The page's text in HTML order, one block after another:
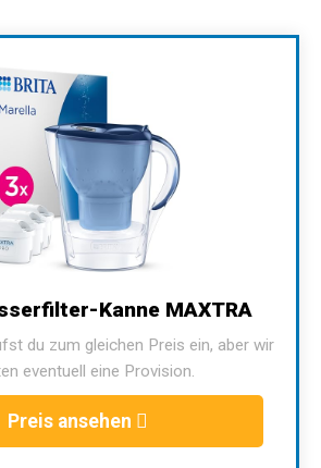
Kanne MAXTRA
du zum gleichen Preis ein, aber wir
eventuell eine Provision.
Preis ansehen